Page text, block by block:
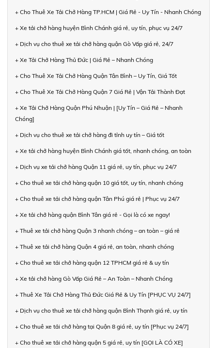
+ Cho Thuê Xe Tải Chở Hàng TP.HCM | Giá Rẻ - Uy Tín - Nhanh Chóng
+ Xe tải chở hàng huyện Bình Chánh giá rẻ, uy tín, phục vụ 24/7
+ Dịch vụ cho thuê xe tải chở hàng quận Gò Vấp giá rẻ, 24/7
+ Xe Tải Chở Hàng Thủ Đức | Giá Rẻ – Nhanh Chóng
+ Cho Thuê Xe Tải Chở Hàng Quận Tân Bình – Uy Tín, Giá Tốt
+ Cho Thuê Xe Tải Chở Hàng Quận 7 Giá Rẻ | Vận Tải Thành Đạt
+ Xe Tải Chở Hàng Quận Phú Nhuận | [Uy Tín – Giá Rẻ – Nhanh
Chóng]
+ Dịch vụ cho thuê xe tải chở hàng đi tỉnh uy tín – Giá tốt
+ Xe tải chở hàng huyện Bình Chánh giá tốt, nhanh chóng, an toàn
+ Dịch vụ xe tải chở hàng Quận 11 giá rẻ, uy tín, phục vụ 24/7
+ Cho thuê xe tải chở hàng quận 10 giá tốt, uy tín, nhanh chóng
+ Cho thuê xe tải chở hàng quận Tân Phú giá rẻ | Phục vụ 24/7
+ Xe tải chở hàng quận Bình Tân giá rẻ - Gọi là có xe ngay!
+ Thuê xe tải chở hàng Quận 3 nhanh chóng – an toàn – giá rẻ
+ Thuê xe tải chở hàng Quận 4 giá rẻ, an toàn, nhanh chóng
+ Cho thuê xe tải chở hàng quận 12 TPHCM giá rẻ & uy tín
+ Xe tải chở hàng Gò Vấp Giá Rẻ – An Toàn – Nhanh Chóng
+ Thuê Xe Tải Chở Hàng Thủ Đức Giá Rẻ & Uy Tín [PHỤC VỤ 24/7]
+ Dịch vụ cho thuê xe tải chở hàng quận Bình Thạnh giá rẻ, uy tín
+ Cho thuê xe tải chở hàng tại Quận 8 giá rẻ, uy tín [Phục vụ 24/7]
+ Cho thuê xe tải chở hàng quận 5 giá rẻ, uy tín [GỌI LÀ CÓ XE]